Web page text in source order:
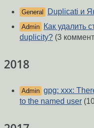
General Duplicati и
Admin
Как удалить
duplicity? (3
2018
Admin gpg: xxx:
to the named user